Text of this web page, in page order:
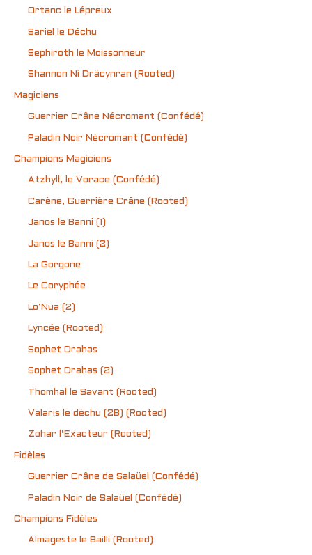
Ortanc le Lépreux
Sariel le Déchu
Sephiroth le Moissonneur
Shannon Ní Dräcynran (Rooted)
Magiciens
Guerrier Crâne Nécromant (Confédé)
Paladin Noir Nécromant (Confédé)
Champions Magiciens
Atzhyll, le Vorace (Confédé)
Carène, Guerrière Crâne (Rooted)
Janos le Banni (1)
Janos le Banni (2)
La Gorgone
Le Coryphée
Lo’Nua (2)
Lyncée (Rooted)
Sophet Drahas
Sophet Drahas (2)
Thomhal le Savant (Rooted)
Valaris le déchu (2B) (Rooted)
Zohar l’Exacteur (Rooted)
Fidèles
Guerrier Crâne de Salaüel (Confédé)
Paladin Noir de Salaüel (Confédé)
Champions Fidèles
Almageste le Bailli (Rooted)